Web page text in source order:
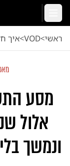
דלג לתוכן הראשי
ראשי<
VOD
<איך
מסע
אלול
ונמשך